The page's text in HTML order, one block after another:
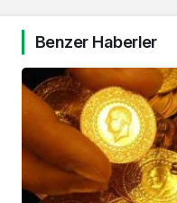
Benzer Haberler